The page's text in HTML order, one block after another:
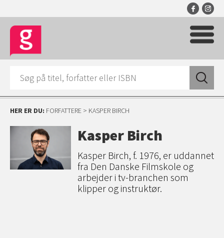
HER ER DU: FORFATTERE > KASPER BIRCH
Kasper Birch
Kasper Birch, f. 1976, er uddannet
fra Den Danske Filmskole og
arbejder i tv-branchen som
klipper og instruktør.